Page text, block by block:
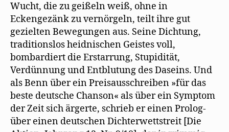
Wucht, die zu geißeln weiß, ohne in
Eckengezänk zu vernörgeln, teilt ihre gut
gezielten Bewegungen aus. Seine Dichtung,
traditionslos heidnischen Geistes voll,
bombardiert die Erstarrung, Stupidität,
Verdünnung und Entblutung des Daseins. Und
als Benn über ein Preisausschreiben »für das
beste deutsche Chanson« als über ein Symptom
der Zeit sich ärgerte, schrieb er einen Prolog-
über einen deutschen Dichterwettstreit [Die